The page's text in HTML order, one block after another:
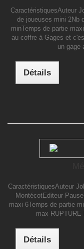
CaractéristiquesAuteur
de joueuses mini 2Nb
minTemps de partie
au coffre à Gages et
un gage
Détails
CaractéristiquesAuteur
MontécotEditeur
maxi 6Temps de partie
max RUPTURE
Détails